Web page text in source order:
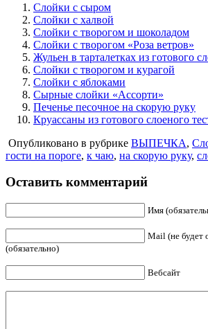
Слойки с сыром
Слойки с халвой
Слойки с творогом и шоколадом
Слойки с творогом «Роза ветров»
Жульен в тарталетках из готового
Слойки с творогом и курагой
Слойки с яблоками
Сырные слойки «Ассорти»
Печенье песочное на скорую руку
Круассаны из готового слоеного
Опубликовано в рубрике ВЫПЕЧКА,
гости на пороге, к чаю, на скорую руку,
Оставить комментарий
Имя
Mail (не будет
(обязательно)
Вебсайт